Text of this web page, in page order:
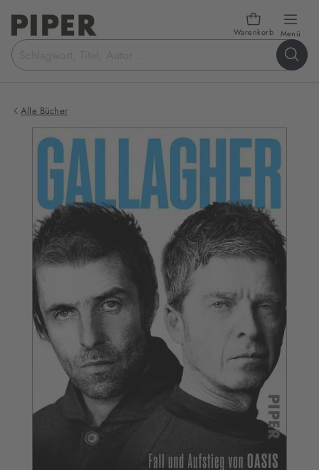
Warenkorb Menü
Suchbegriff
eingeben
Alle Bücher